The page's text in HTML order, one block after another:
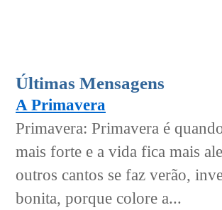
Últimas Mensagens
A Primavera
Primavera: Primavera é
mais forte e a vida fica mais
outros cantos se faz verão,
bonita, porque colore a...